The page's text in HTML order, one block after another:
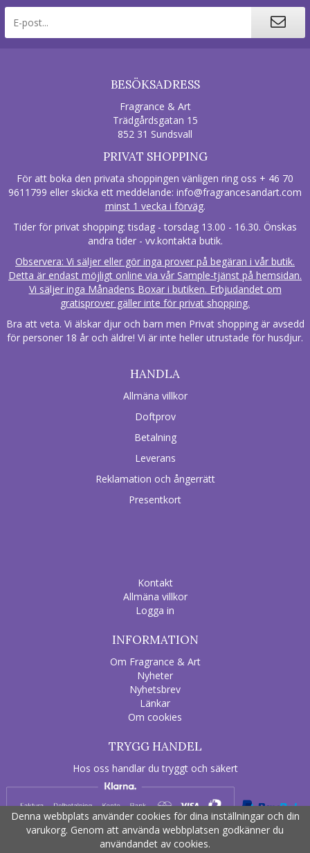
BESÖKSADRESS
Fragrance & Art
Trädgårdsgatan 15
852 31 Sundsvall
PRIVAT SHOPPING
För att boka den privata shoppingen vänligen ring oss + 46 70
9611799 eller skicka ett meddelande: info@fragrancesandart.com
minst 1 vecka i förväg.
Tider för privat shopping: tisdag - torsdag 13.00 - 16.30. Önskas
andra tider - vv.kontakta butik.
Observera: Vi säljer eller gör inga prover på begäran i vår butik.
Detta är endast möjligt online via vår Sample-tjänst på hemsidan.
Vi säljer inga Månadens Boxar i butiken. Erbjudandet om
gratisprover gäller inte för privat shopping.
Bra att veta. Vi älskar djur och barn men Privat shopping är avsedd
för personer 18 år och äldre! Vi är inte heller utrustade för husdjur.
HANDLA
Allmäna villkor
Doftprov
Betalning
Leverans
Reklamation och ångerrätt
Presentkort
Kontakt
Allmäna villkor
Logga in
INFORMATION
Om Fragrance & Art
Nyheter
Nyhetsbrev
Länkar
Om cookies
TRYGG HANDEL
Hos oss handlar du tryggt och säkert
Denna webbplats använder cookies för dina inställningar och din
varukorg. Genom att använda webbplatsen godkänner du
användandet av cookies.